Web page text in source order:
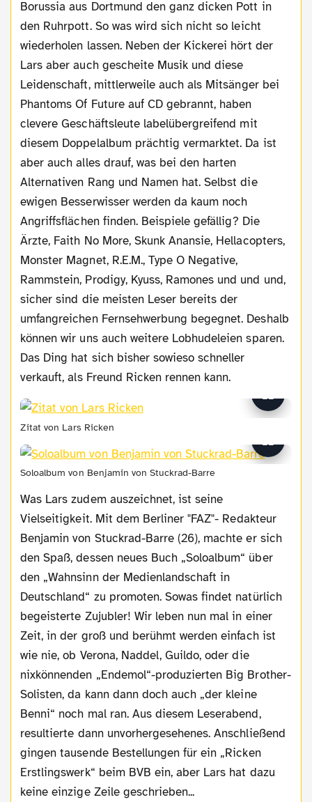
Borussia aus Dortmund den ganz dicken Pott in
den Ruhrpott. So was wird sich nicht so leicht
wiederholen lassen. Neben der Kickerei hört der
Lars aber auch gescheite Musik und diese
Leidenschaft, mittlerweile auch als Mitsänger bei
Phantoms Of Future auf CD gebrannt, haben
clevere Geschäftsleute labelübergreifend mit
diesem Doppelalbum prächtig vermarktet. Da ist
aber auch alles drauf, was bei den harten
Alternativen Rang und Namen hat. Selbst die
ewigen Besserwisser werden da kaum noch
Angriffsflächen finden. Beispiele gefällig? Die
Ärzte, Faith No More, Skunk Anansie, Hellacopters,
Monster Magnet, R.E.M., Type O Negative,
Rammstein, Prodigy, Kyuss, Ramones und und und,
sicher sind die meisten Leser bereits der
umfangreichen Fernsehwerbung begegnet. Deshalb
können wir uns auch weitere Lobhudeleien sparen.
Das Ding hat sich bisher sowieso schneller
verkauft, als Freund Ricken rennen kann.
Zitat von Lars Ricken
Soloalbum von Benjamin von Stuckrad-Barre
Was Lars zudem auszeichnet, ist seine
Vielseitigkeit. Mit dem Berliner "FAZ"- Redakteur
Benjamin von Stuckrad-Barre (26), machte er sich
den Spaß, dessen neues Buch „Soloalbum“ über
den „Wahnsinn der Medienlandschaft in
Deutschland“ zu promoten. Sowas findet natürlich
begeisterte Zujubler! Wir leben nun mal in einer
Zeit, in der groß und berühmt werden einfach ist
wie nie, ob Verona, Naddel, Guildo, oder die
nixkönnenden „Endemol“-produzierten Big Brother-
Solisten, da kann dann doch auch „der kleine
Benni“ noch mal ran. Aus diesem Leserabend,
resultierte dann unvorhergesehenes. Anschließend
gingen tausende Bestellungen für ein „Ricken
Erstlingswerk“ beim BVB ein, aber Lars hat dazu
keine einzige Zeile geschrieben...